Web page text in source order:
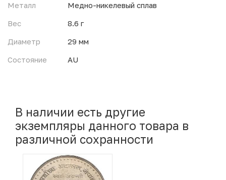
Металл
Медно-никелевый сплав
Вес
8.6 г
Диаметр
29 мм
Состояние
AU
В наличии есть другие
экземпляры данного товара в
различной сохранности